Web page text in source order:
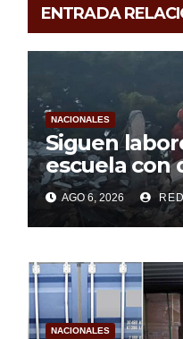
ENTRADA
NACIONALES
Siguen
escuela con
parcial en
AGO 6, 2026
NACIONALES